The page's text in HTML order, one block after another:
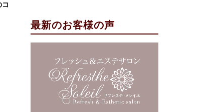
最新のお客様の声